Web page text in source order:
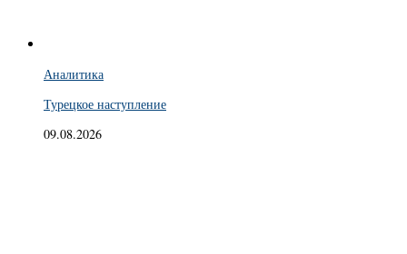
Аналитика
Турецкое наступление
09.08.2026